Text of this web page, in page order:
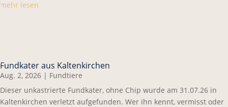
mehr lesen
Fundkater aus Kaltenkirchen
Aug. 2, 2026 | Fundtiere
Dieser unkastrierte Fundkater, ohne Chip wurde am 31.07.26 in
Kaltenkirchen verletzt aufgefunden. Wer ihn kennt, vermisst oder